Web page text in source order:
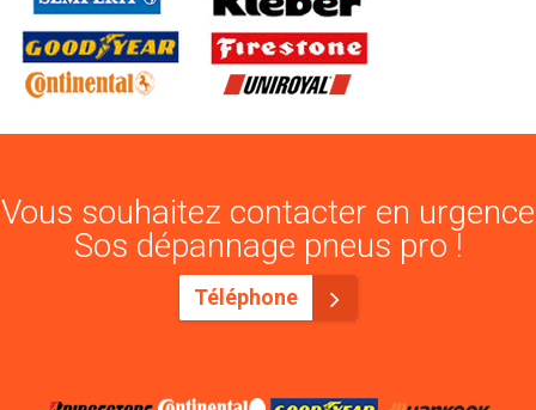
Vous souhaitez contacter en urgence
Sos dépannage pneus pro !
Téléphone